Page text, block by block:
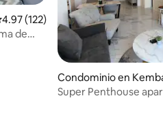
promedio: 4.97 de 5;
4.97 (122)
de
Condominio en
Super Penthouse